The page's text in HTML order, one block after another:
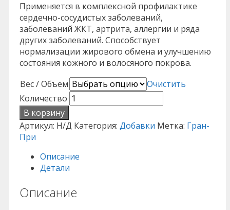
Применяется в комплексной профилактике
сердечно-сосудистых заболеваний,
заболеваний ЖКТ, артрита, аллергии и ряда
других заболеваний. Способствует
нормализации жирового обмена и улучшению
состояния кожного и волосяного покрова.
Вес / Объем
Очистить
Количество
В корзину
Артикул: Н/Д Категория: Добавки Метка: Гран-
При
Описание
Детали
Описание